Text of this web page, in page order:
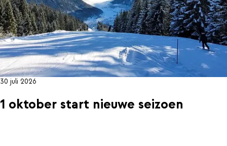
30 juli 2026
1 oktober start nieuwe seizoen